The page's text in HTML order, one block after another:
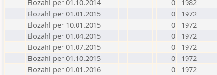
Elozahl per 01.10.2014
0
1982
Elozahl per 01.01.2015
0
1972
Elozahl per 10.01.2015
0
1972
Elozahl per 01.04.2015
0
1972
Elozahl per 01.07.2015
0
1972
Elozahl per 01.10.2015
0
1972
Elozahl per 01.01.2016
0
1972